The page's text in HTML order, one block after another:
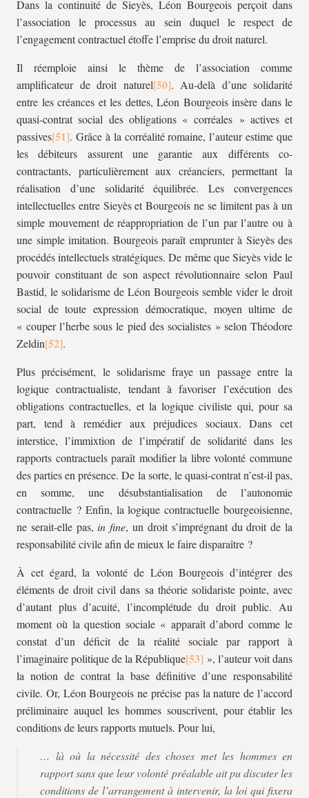
Dans la continuité de Sieyès, Léon Bourgeois perçoit dans
l’association le processus au sein duquel le respect de
l’engagement contractuel étoffe l’emprise du droit naturel.
Il réemploie ainsi le thème de l’association comme
amplificateur de droit naturel
. Au-delà d’une solidarité
entre les créances et les dettes, Léon Bourgeois insère dans le
quasi-contrat social des obligations « corréales » actives et
passives
. Grâce à la corréalité romaine, l’auteur estime que
les débiteurs assurent une garantie aux différents co-
contractants, particulièrement aux créanciers, permettant la
réalisation d’une solidarité équilibrée. Les convergences
intellectuelles entre Sieyès et Bourgeois ne se limitent pas à un
simple mouvement de réappropriation de l’un par l’autre ou à
une simple imitation. Bourgeois paraît emprunter à Sieyès des
procédés intellectuels stratégiques. De même que Sieyès vide le
pouvoir constituant de son aspect révolutionnaire selon Paul
Bastid, le solidarisme de Léon Bourgeois semble vider le droit
social de toute expression démocratique, moyen ultime de
« couper l’herbe sous le pied des socialistes » selon Théodore
Zeldin
.
Plus précisément, le solidarisme fraye un passage entre la
logique contractualiste, tendant à favoriser l’exécution des
obligations contractuelles, et la logique civiliste qui, pour sa
part, tend à remédier aux préjudices sociaux. Dans cet
interstice, l’immixtion de l’impératif de solidarité dans les
rapports contractuels paraît modifier la libre volonté commune
des parties en présence. De la sorte, le quasi-contrat n’est-il pas,
en somme, une désubstantialisation de l’autonomie
contractuelle ? Enfin, la logique contractuelle bourgeoisienne,
ne serait-elle pas, in fine, un droit s’imprégnant du droit de la
responsabilité civile afin de mieux le faire disparaître ?
À cet égard, la volonté de Léon Bourgeois d’intégrer des
éléments de droit civil dans sa théorie solidariste pointe, avec
d’autant plus d’acuité, l’incomplétude du droit public. Au
moment où la question sociale « apparaît d’abord comme le
constat d’un déficit de la réalité sociale par rapport à
l’imaginaire politique de la République
», l’auteur voit dans
la notion de contrat la base définitive d’une responsabilité
civile. Or, Léon Bourgeois ne précise pas la nature de l’accord
préliminaire auquel les hommes souscrivent, pour établir les
conditions de leurs rapports mutuels. Pour lui,
… là où la nécessité des choses met les hommes en
rapport sans que leur volonté préalable ait pu discuter les
conditions de l’arrangement à intervenir, la loi qui fixera